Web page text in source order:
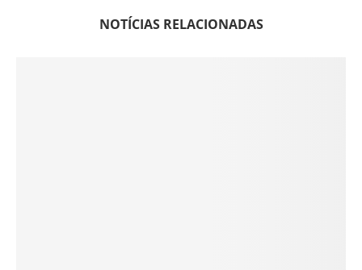
NOTÍCIAS RELACIONADAS